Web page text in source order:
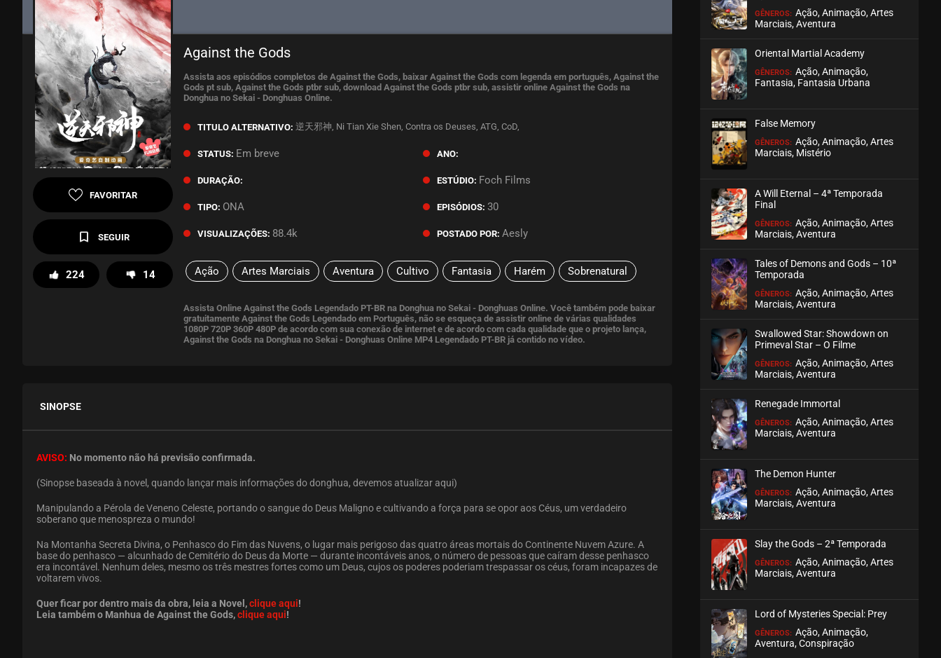
FAVORITAR
SEGUIR
224 14
Against the Gods
Assista aos episódios completos de Against the Gods, baixar Against the Gods com legenda em português, Against the
Gods pt sub, Against the Gods ptbr sub, download Against the Gods ptbr sub, assistir online Against the Gods na
Donghua no Sekai - Donghuas Online.
TITULO ALTERNATIVO: 逆天邪神, Ni Tian Xie Shen, Contra os Deuses, ATG, CoD,
STATUS: Em breve ANO:
DURAÇÃO: ESTÚDIO: Foch Films
TIPO: ONA EPISÓDIOS: 30
VISUALIZAÇÕES: 88.4k POSTADO POR: Aesly
Ação Artes Marciais Aventura Cultivo Fantasia Harém Sobrenatural
Assista Online Against the Gods Legendado PT-BR na Donghua no Sekai - Donghuas Online. Você também pode baixar
gratuitamente Against the Gods Legendado em Português, não se esqueça de assistir online de várias qualidades
1080P 720P 360P 480P de acordo com sua conexão de internet e de acordo com cada qualidade que o projeto lança,
Against the Gods na Donghua no Sekai - Donghuas Online MP4 Legendado PT-BR já contido no vídeo.
SINOPSE
AVISO: No momento não há previsão confirmada.
(Sinopse baseada à novel, quando lançar mais informações do donghua, devemos atualizar aqui)
Manipulando a Pérola de Veneno Celeste, portando o sangue do Deus Maligno e cultivando a força para se opor aos Céus, um verdadeiro
soberano que menospreza o mundo!
Na Montanha Secreta Divina, o Penhasco do Fim das Nuvens, o lugar mais perigoso das quatro áreas mortais do Continente Nuvem Azure. A
base do penhasco — alcunhado de Cemitério do Deus da Morte — durante incontáveis anos, o número de pessoas que caíram desse penhasco
era incontável. Nenhum deles, mesmo os três mestres fortes como um Deus, cujos os poderes poderiam trespassar os céus, foram incapazes de
voltarem vivos.
Quer ficar por dentro mais da obra, leia a Novel,clique aqui!
Leia também o Manhua de Against the Gods,clique aqui!
GÊNEROS: Ação, Animação, Artes
Marciais, Aventura
Oriental Martial Academy
GÊNEROS: Ação, Animação,
Fantasia, Fantasia Urbana
False Memory
GÊNEROS: Ação, Animação, Artes
Marciais, Mistério
A Will Eternal – 4ª Temporada
Final
GÊNEROS: Ação, Animação, Artes
Marciais, Aventura
Tales of Demons and Gods – 10ª
Temporada
GÊNEROS: Ação, Animação, Artes
Marciais, Aventura
Swallowed Star: Showdown on
Primeval Star – O Filme
GÊNEROS: Ação, Animação, Artes
Marciais, Aventura
Renegade Immortal
GÊNEROS: Ação, Animação, Artes
Marciais, Aventura
The Demon Hunter
GÊNEROS: Ação, Animação, Artes
Marciais, Aventura
Slay the Gods – 2ª Temporada
GÊNEROS: Ação, Animação, Artes
Marciais, Aventura
Lord of Mysteries Special: Prey
GÊNEROS: Ação, Animação,
Aventura, Conspiração